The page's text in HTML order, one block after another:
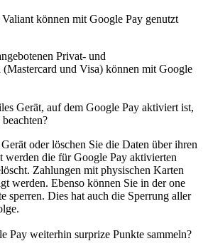
können mit Google Pay genutzt
Privat- und
(Mastercard und Visa) können mit Google
Gerät, auf dem Google Pay aktiviert ist,
oder löschen Sie die Daten über ihren
werden die für Google Pay aktivierten
Zahlungen mit physischen Karten
werden. Ebenso können Sie in der one
sperren. Dies hat auch die Sperrung aller
Pay weiterhin surprize Punkte sammeln?